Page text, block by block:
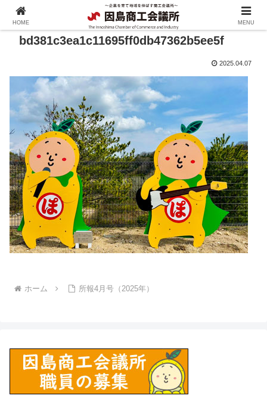
bd381c3ea1c11695ff0db47362b5ee5f
2025.04.07
ホーム 所報4月号（2025年）
HOME MENU